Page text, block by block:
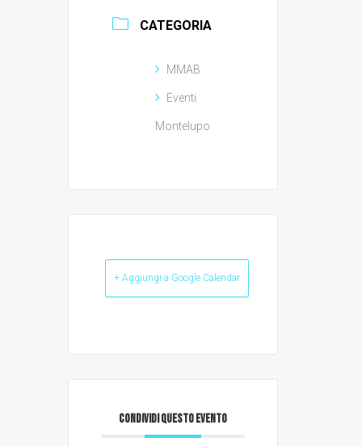
CATEGORIA
MMAB
Eventi
Montelupo
+ Aggiungi a Google Calendar
CONDIVIDI QUESTO EVENTO